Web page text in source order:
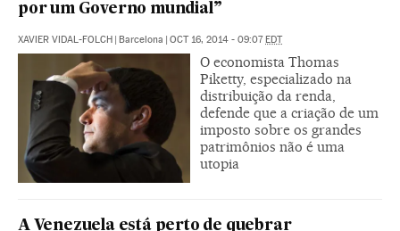
por um Governo mundial”
XAVIER VIDAL-FOLCH | Barcelona | OCT 16, 2014 - 09:07EDT
O economista Thomas
Piketty, especializado na
distribuição da renda,
defende que a criação de um
imposto sobre os grandes
patrimônios não é uma
utopia
A Venezuela está perto de quebrar